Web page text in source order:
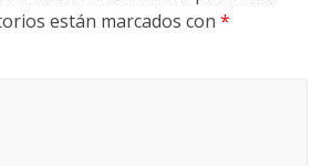
están marcados con*